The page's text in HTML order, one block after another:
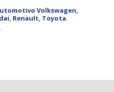
Volkswagen,
Renault, Toyota.